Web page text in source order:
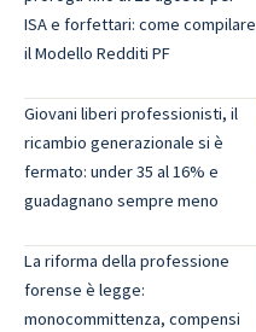
ISA e forfettari: come compilare
il Modello Redditi PF
Giovani liberi professionisti, il
ricambio generazionale si è
fermato: under 35 al 16% e
guadagnano sempre meno
La riforma della professione
forense è legge:
monocommittenza, compensi